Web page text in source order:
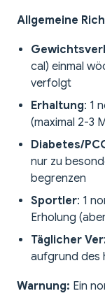
Allgemeine
cal) einmal
verfolgt
Erhaltung: 1
(maximal 2-3
Diabetes/
nur zu
begrenzen
Sportler: 1
Erholung
Täglicher
aufgrund des
Warnung: Ein